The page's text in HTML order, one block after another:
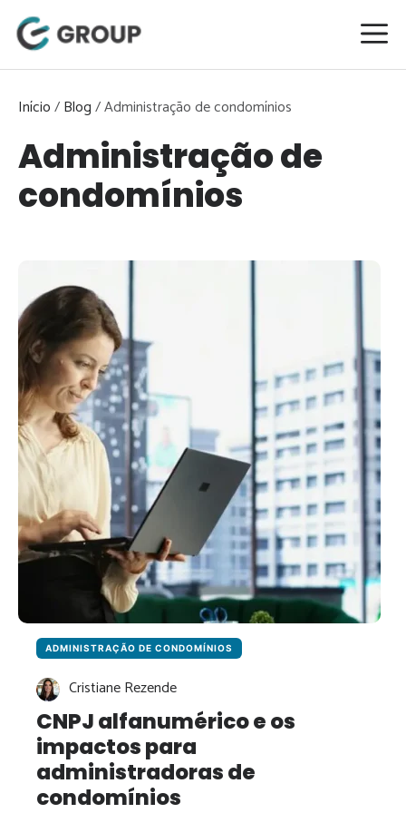
para
conteúdo
Início/Blog/Administração de condomínios
Administração de
condomínios
ADMINISTRAÇÃO DE CONDOMÍNIOS
Cristiane Rezende
CNPJ alfanumérico e os
impactos para
administradoras de
condomínios